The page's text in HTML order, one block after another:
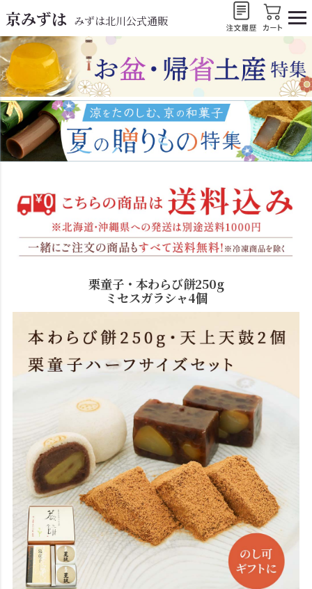
京みずは みずは北川公式通販
栗童子・本わらび餅250g
ミセスガラシャ4個